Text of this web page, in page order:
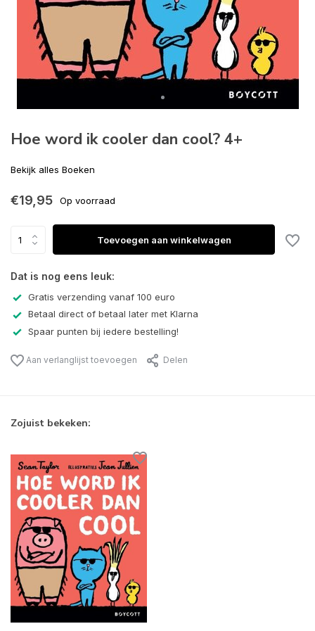
Hoe word ik cooler dan cool? 4+
Bekijk alles Boeken
€19,95 Op voorraad
Toevoegen aan winkelwagen
Dat is nog eens leuk:
Gratis verzending vanaf 100 euro
Betaal direct of betaal later met Klarna
Spaar punten bij iedere bestelling!
Aan verlanglijst toevoegen Delen
Zojuist bekeken: